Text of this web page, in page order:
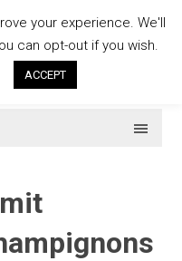
your experience. We'll
can opt-out if you wish.
ACCEPT